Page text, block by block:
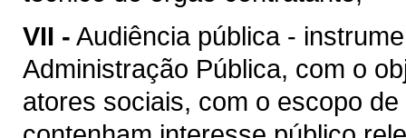
VII - Audiência pública -
Administração Pública, com o
atores sociais, com o escopo